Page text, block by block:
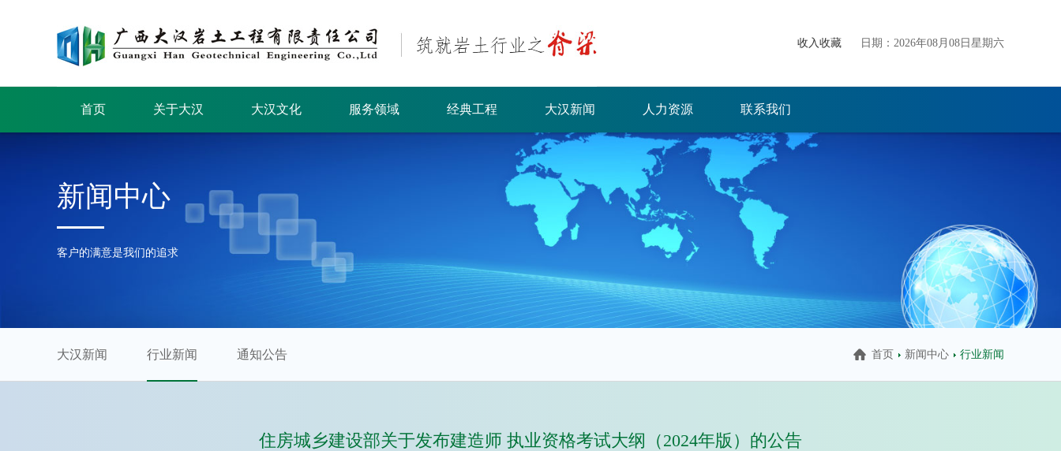
收入收藏 日期：2026年08月08日星期六
首页 关于大汉 大汉文化 服务领域 经典工程 大汉新闻 人力资源 联系我们
新闻中心
客户的满意是我们的追求
大汉新闻 行业新闻 通知公告 首页 新闻中心 行业新闻
住房城乡建设部关于发布建造师 执业资格考试大纲（2024年版）的公告